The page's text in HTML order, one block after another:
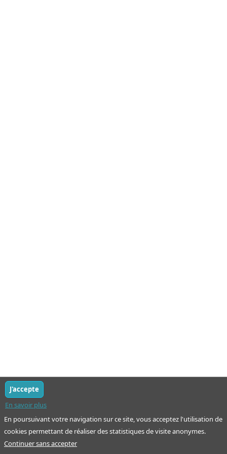
En poursuivant votre navigation sur ce site, vous acceptez l'utilisation de
cookies permettant de réaliser des statistiques de visite anonymes.
En savoir plus
J'accepte
Continuer sans accepter